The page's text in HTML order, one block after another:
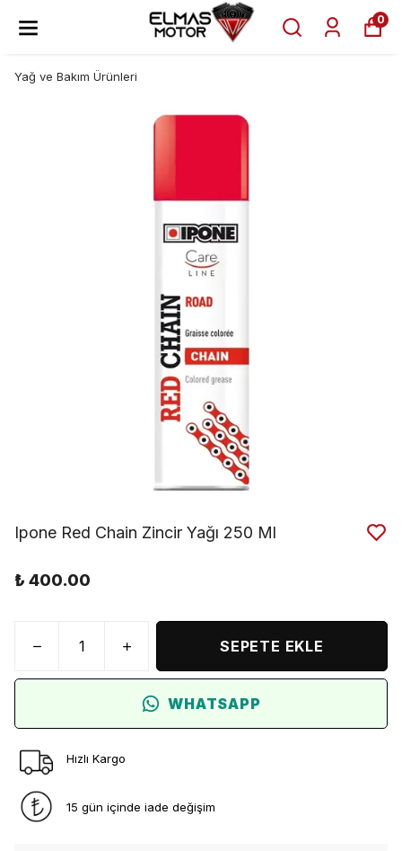
0
Yağ ve Bakım Ürünleri
Ipone Red Chain Zincir Yağı 250 Ml
₺ 400.00
SEPETE EKLE
WHATSAPP
Hızlı Kargo
15 gün içinde iade değişim